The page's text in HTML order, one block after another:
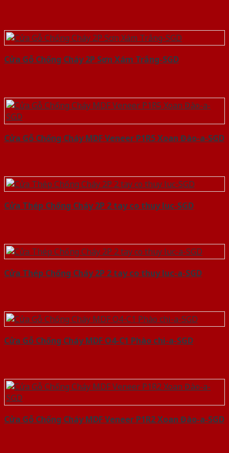
Cửa Gỗ Chống Cháy 2P Sơn Xám Trắng-SGD
Cửa Gỗ Chống Cháy MDF Veneer P1R5 Xoan Đào-a-SGD
Cửa Thép Chống Cháy 2P 2 tay co thuy luc-SGD
Cửa Thép Chống Cháy 2P 2 tay co thuy luc-a-SGD
Cửa Gỗ Chống Cháy MDF O4-C1 Phào chi-a-SGD
Cửa Gỗ Chống Cháy MDF Veneer P1R2 Xoan Đào-a-SGD